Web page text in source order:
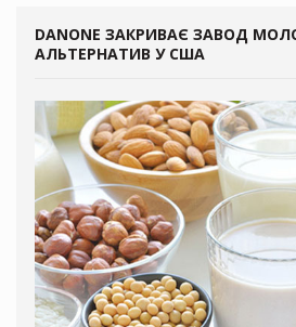
DANONE ЗАКРИВАЄ ЗАВОД
АЛЬТЕРНАТИВ У США